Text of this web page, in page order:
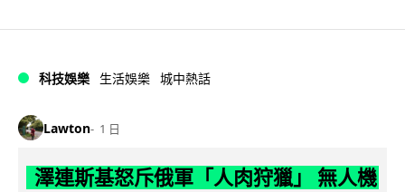
科技娛樂 生活娛樂 城中熱話
Lawton 1 日
澤連斯基怒斥俄軍「人肉狩獵」 無人機